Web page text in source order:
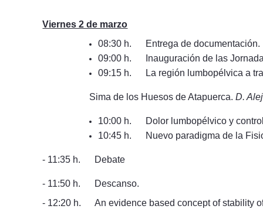
Viernes 2 de marzo
08:30 h. Entrega de documentación.
09:00 h. Inauguración de las
09:15 h. La región lumbopélvica a
Sima de los Huesos de Atapuerca.D.
10:00 h. Dolor lumbopélvico y control
10:45 h. Nuevo paradigma de la
- 11:35 h. Debate
- 11:50 h. Descanso.
- 12:20 h. An evidence based concept of stability